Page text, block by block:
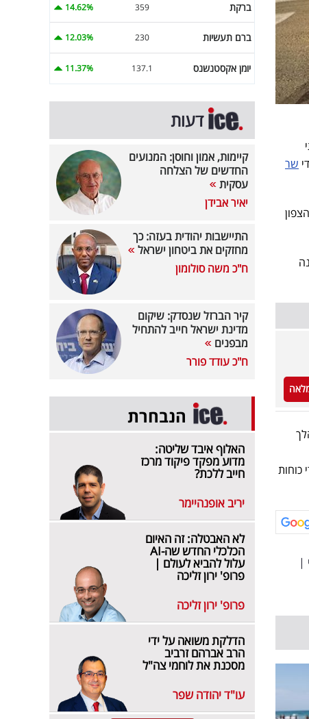
שר
כוחות
|
ברקת 359
14.62%
ברם תעשיות 230
12.03%
יומן אקסטנשנס 137.1
11.37%
דעות
קיימות, אמון וחוסן: המנועים
החדשים של הצלחה
עסקית
יאיר אבידן
התיישבות יהודית בעזה: כך
מחזקים את ביטחון ישראל
ח"כ משה סולומון
קיר הברזל שנסדק: שיקום
מדינת ישראל חייב להתחיל
מבפנים
ח"כ עודד פורר
הנבחרת
האלוף איבד שליטה:
מדוע מפקד פיקוד מרכז
חייב ללכת?
יריב אופנהיימר
לא האבטלה: זה האיום
הכלכלי החדש שה-AI
עלול להביא לעולם |
פרופ' ירון זליכה
פרופ' ירון זליכה
הדלקת משואה על ידי
הרב אברהם זרביב
מסכנת את לוחמי צה"ל
עו"ד יהודה שפר